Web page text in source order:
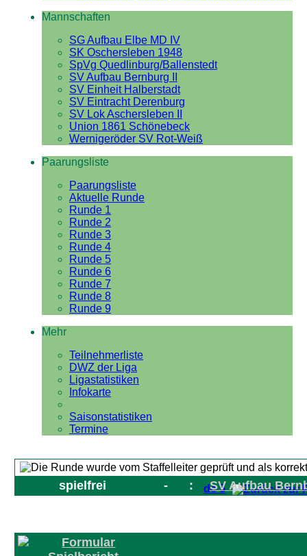
Mannschaften
SG Aufbau Elbe MD IV
SK Oschersleben 1948
SpVg Quedlinburg/Ballenstedt
SV Aufbau Bernburg II
SV Einheit Halberstadt
SV Eintracht Derenburg
SV Lok Aschersleben II
Union 1861 Schönebeck
Wernigeröder SV Rot-Weiß
Paarungsliste
Paarungsliste
Aktuelle Runde
Runde 1
Runde 2
Runde 3
Runde 4
Runde 5
Runde 6
Runde 7
Runde 8
Runde 9
Mehr
Teilnehmerliste
DWZ der Liga
Ligastatistiken
Infokarte
Saisonstatistiken
Termine
de 5
spielfrei - : SV Aufbau